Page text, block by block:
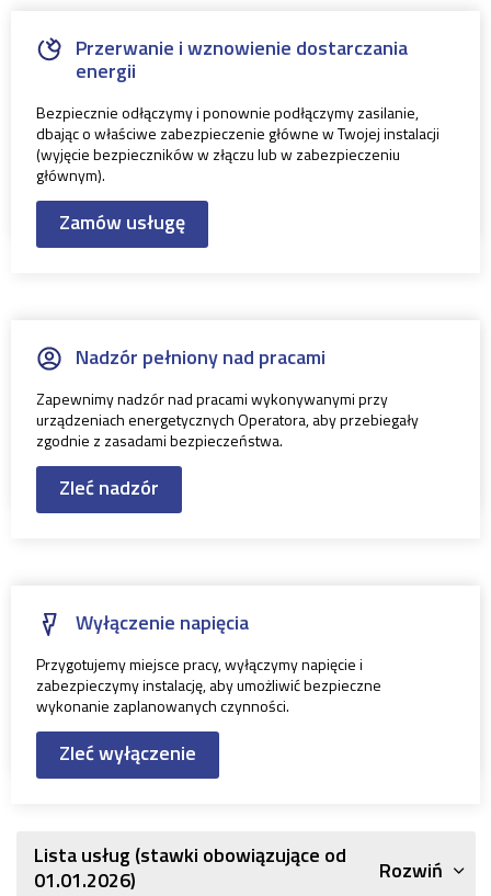
Przerwanie i wznowienie dostarczania
energii
Bezpiecznie odłączymy i ponownie podłączymy zasilanie,
dbając o właściwe zabezpieczenie główne w Twojej instalacji
(wyjęcie bezpieczników w złączu lub w zabezpieczeniu
głównym).
Zamów usługę
Nadzór pełniony nad pracami
Zapewnimy nadzór nad pracami wykonywanymi przy
urządzeniach energetycznych Operatora, aby przebiegały
zgodnie z zasadami bezpieczeństwa.
Zleć nadzór
Wyłączenie napięcia
Przygotujemy miejsce pracy, wyłączymy napięcie i
zabezpieczymy instalację, aby umożliwić bezpieczne
wykonanie zaplanowanych czynności.
Zleć wyłączenie
Lista usług (stawki obowiązujące od
01.01.2026)
Rozwiń